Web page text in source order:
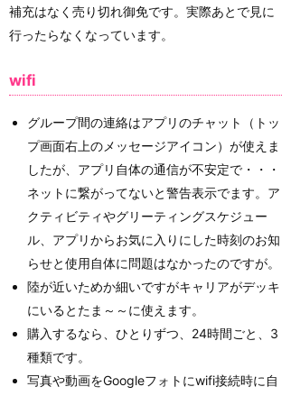
補充はなく売り切れ御免です。実際あとで見に
行ったらなくなっています。
wifi
グループ間の連絡はアプリのチャット（トッ
プ画面右上のメッセージアイコン）が使えま
したが、アプリ自体の通信が不安定で・・・
ネットに繋がってないと警告表示でます。ア
クティビティやグリーティングスケジュー
ル、アプリからお気に入りにした時刻のお知
らせと使用自体に問題はなかったのですが。
陸が近いためか細いですがキャリアがデッキ
にいるとたま～～に使えます。
購入するなら、ひとりずつ、24時間ごと、3
種類です。
写真や動画をGoogleフォトにwifi接続時に自